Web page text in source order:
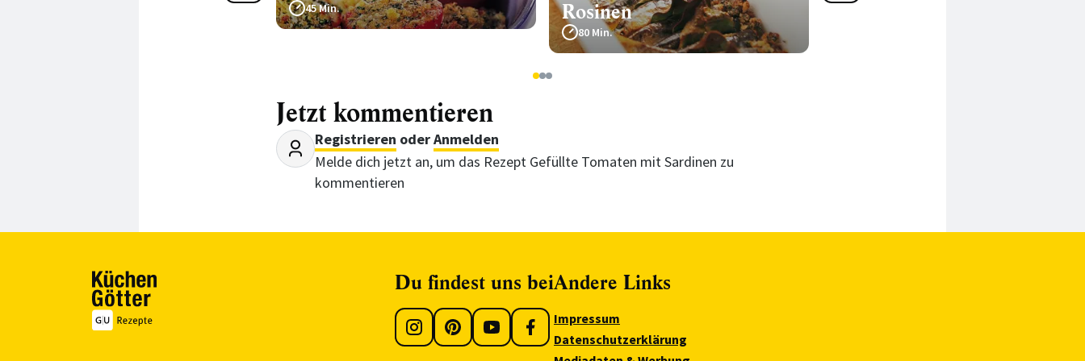
45 Min.
Rosinen
80 Min.
85 Min.
123
Jetzt kommentieren
Registrieren oderAnmelden
Melde dich jetzt an, um das Rezept Gefüllte Tomaten mit Sardinen zu
kommentieren
Du findest uns beiAndere Links
Impressum
Datenschutzerklärung